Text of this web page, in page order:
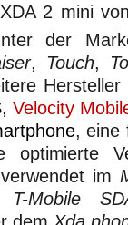
2 mini
der
, Touch,
, Velocity
, eine
optimierte
im
T-Mobile